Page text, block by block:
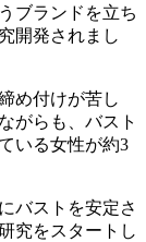
ブランドを立ち
開発されまし
め付けが苦し
がらも、バスト
いる女性が約3
バストを安定さ
究をスタートし